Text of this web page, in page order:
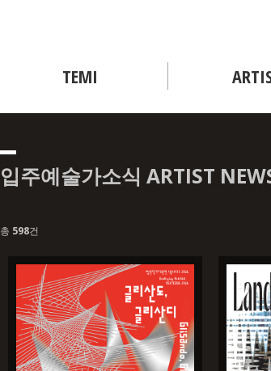
TEMI
입주예술가소식 ARTIST
총 598건